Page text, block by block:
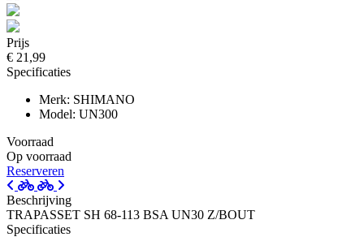
Prijs
€ 21,99
Specificaties
Merk: SHIMANO
Model: UN300
Voorraad
Op voorraad
Reserveren
Beschrijving
TRAPASSET SH 68-113 BSA UN30 Z/BOUT
Specificaties